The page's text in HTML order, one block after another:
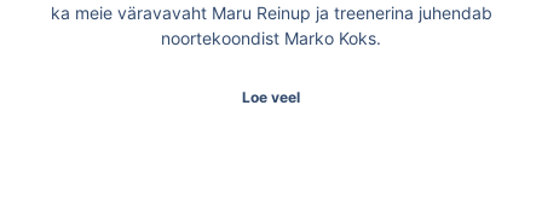
ka meie väravavaht Maru Reinup ja treenerina juhendab
noortekoondist Marko Koks.
Loe veel